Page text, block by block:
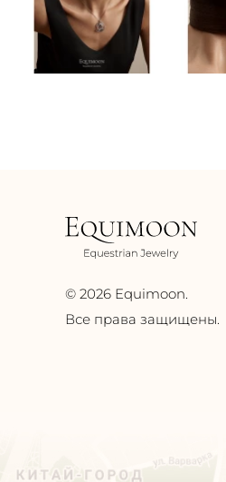
© 2026 Equimoon.
Все права защищены.